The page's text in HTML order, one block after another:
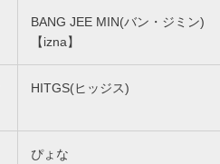
BANG JEE MIN(バン・ジミン)
【izna】
HITGS(ヒッジス)
ぴょな